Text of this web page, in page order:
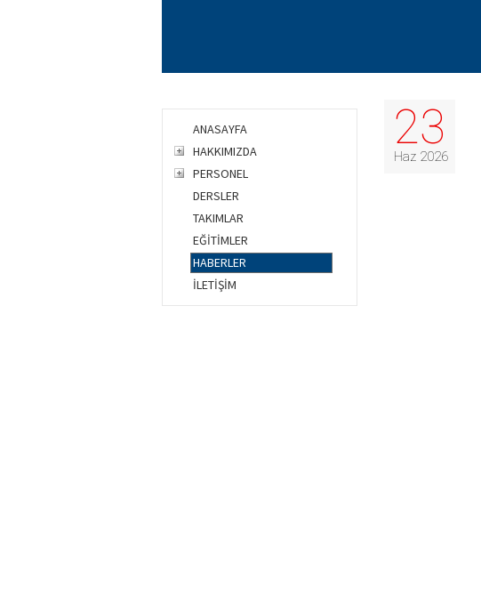
ANASAYFA
HAKKIMIZDA
PERSONEL
DERSLER
TAKIMLAR
EĞİTİMLER
HABERLER
İLETİŞİM
23
Haz 2026